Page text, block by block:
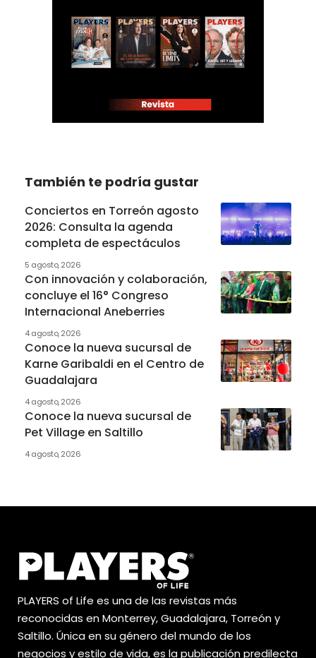
También te podría gustar
Conciertos en Torreón agosto
2026: Consulta la agenda
completa de espectáculos
5 agosto, 2026
Con innovación y colaboración,
concluye el 16° Congreso
Internacional Aneberries
4 agosto, 2026
Conoce la nueva sucursal de
Karne Garibaldi en el Centro de
Guadalajara
4 agosto, 2026
Conoce la nueva sucursal de
Pet Village en Saltillo
4 agosto, 2026
PLAYERS of Life es una de las revistas más
reconocidas en Monterrey, Guadalajara, Torreón y
Saltillo. Única en su género del mundo de los
negocios y estilo de vida, es la publicación predilecta